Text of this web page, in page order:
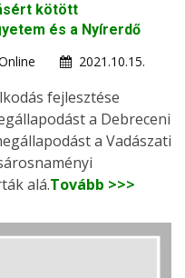
kötött
és a Nyírerdő
2021.10.15.
fejlesztése
a Debreceni
a Vadászati
alá.Tovább >>>